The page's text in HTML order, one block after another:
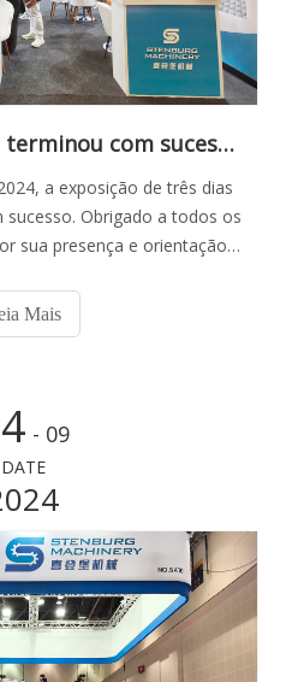
A exposição da Ibia terminou com sucesso ｜ Estou ansioso para conhecê -lo na próxima vez
a exposição de três dias
Obrigado a todos os
sua presença e orientação e
Mais
- 09
DATE